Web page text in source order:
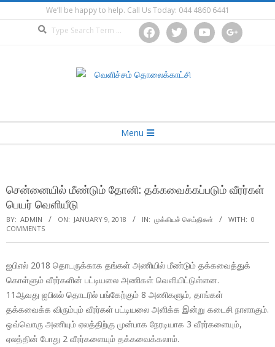
to
We’ll be happy to help. Call Us Today: 044 4860 6441
facebooktwitter youtube google
Menu
சென்னையில் மீண்டும் தோனி: தக்கவைக்கப்படும் வீரர்கள்
பெயர் வெளியீடு
BY: ADMIN ON: JANUARY 9, 2018 IN: முக்கியச் செய்திகள் WITH: 0
COMMENTS
ஐபிஎல் 2018 தொடருக்காக தங்கள் அணியில் மீண்டும் தக்கவைத்துக்
கொள்ளும் வீரர்களின் பட்டியலை அணிகள் வெளியிட்டுள்ளன.
11ஆவது ஐபிஎல் தொடரில் பங்கேற்கும் 8 அணிகளும், தாங்கள்
தக்கவைக்க விரும்பும் வீரர்கள் பட்டியலை அளிக்க இன்று கடைசி நாளாகும்.
ஒவ்வொரு அணியும் ஏலத்திற்கு முன்பாக நேரடியாக 3 வீரர்களையும்,
ஏலத்தின் போது 2 வீரர்களையும் தக்கவைக்கலாம்.